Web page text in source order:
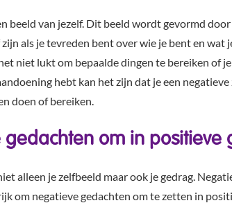
beeld van jezelf. Dit beeld wordt gevormd
als je tevreden bent over wie je bent en wat
niet lukt om bepaalde dingen te bereiken of
hebt kan het zijn dat je een
doen of bereiken.
om in positieve
alleen je zelfbeeld maar ook je gedrag.
om negatieve gedachten om te zetten in